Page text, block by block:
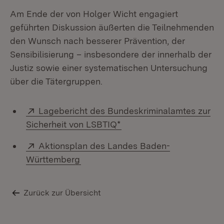
Am Ende der von Holger Wicht engagiert
geführten Diskussion äußerten die Teilnehmenden
den Wunsch nach besserer Prävention, der
Sensibilisierung – insbesondere der innerhalb der
Justiz sowie einer systematischen Untersuchung
über die Tätergruppen.
Extern:
Lagebericht des Bundeskriminalamtes zur
Sicherheit von LSBTIQ*
Extern:
Aktionsplan des Landes Baden-
Württemberg
Zurück zur Übersicht